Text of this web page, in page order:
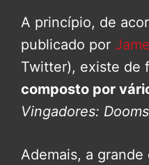
A princípio, de
publicado por
Twitter), existe de
composto por
Vingadores:
Ademais, a grande